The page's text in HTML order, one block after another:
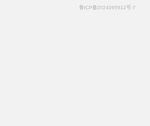
鲁ICP备2024065912号-7